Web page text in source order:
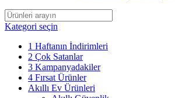
Kategori seçin
1 Haftanın İndirimleri
2 Çok Satanlar
3 Kampanyadakiler
4 Fırsat Ürünler
Akıllı Ev Ürünleri